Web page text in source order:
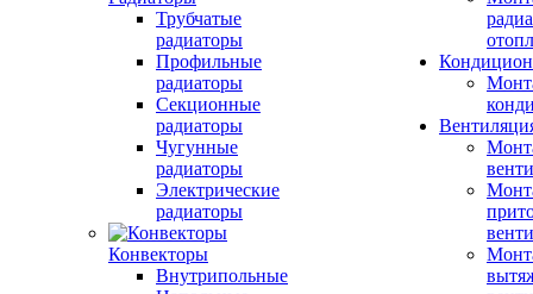
Трубчатые
радиаторы
Профильные
радиаторы
Секционные
радиаторы
Чугунные
радиаторы
Электрические
радиаторы
Конвекторы
Внутрипольные